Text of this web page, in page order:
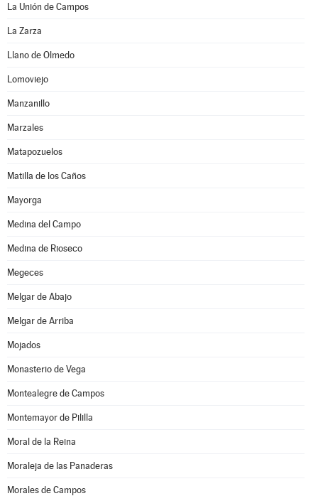
La Unión de Campos
La Zarza
Llano de Olmedo
Lomoviejo
Manzanillo
Marzales
Matapozuelos
Matilla de los Caños
Mayorga
Medina del Campo
Medina de Rioseco
Megeces
Melgar de Abajo
Melgar de Arriba
Mojados
Monasterio de Vega
Montealegre de Campos
Montemayor de Pililla
Moral de la Reina
Moraleja de las Panaderas
Morales de Campos